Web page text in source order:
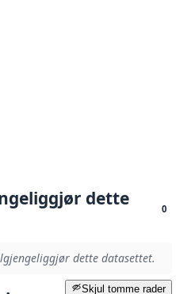
dette
0
dette datasettet.
Skjul tomme rader